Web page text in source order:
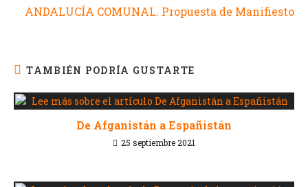
ANDALUCÍA COMUNAL. Propuesta de Manifiesto
TAMBIÉN PODRÍA GUSTARTE
De Afganistán a Españistán
25 septiembre 2021